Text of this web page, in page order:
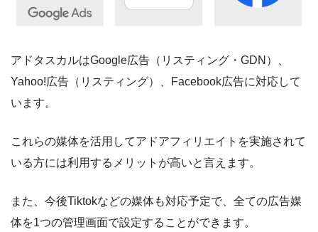
アドタスカルはGoogle広告（リスティング・GDN）、
Yahoo!広告（リスティング）、Facebook広告に対応して
います。
これらの媒体を活用してアドアフィリエイトを実施されて
いる方には利用するメリットが高いと言えます。
また、今後Tiktokなどの媒体も対応予定で、全ての広告媒
体を1つの管理画面で設定することができます。